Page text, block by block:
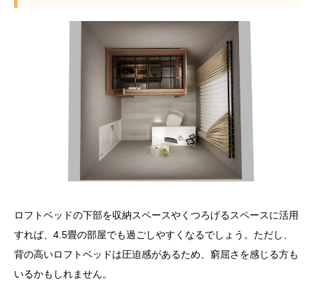
ロフトベッドの下部を収納スペースやくつろげるスペースに活用
すれば、4.5畳の部屋でも過ごしやすくなるでしょう。ただし、
背の高いロフトベッドは圧迫感があるため、窮屈さを感じる方も
いるかもしれません。